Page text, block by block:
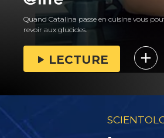
Quand Catalina passe en cuisine vous
revoir aux glucides.
LECTURE